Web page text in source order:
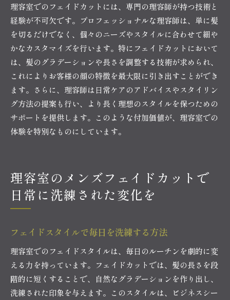
理容室でのフェイドカットには、専門の理容師が持つ技術と
経験が不可欠です。プロフェッショナルな理容師は、単に髪
を切るだけでなく、個々のニーズやスタイルに合わせて細や
かなカスタマイズを行います。特にフェイドカットにおいて
は、髪のグラデーションや長さを調整する技術が求められ、
これによりお客様の顔の特徴を最大限に引き出すことができ
ます。さらに、理容師は日常ケアのアドバイスやスタイリン
グ方法の提案も行い、より長く理想のスタイルを保つための
サポートを提供します。このような付加価値が、理容室での
体験を特別なものにしています。
理容室のメンズフェイドカットで
日常に洗練された変化を
フェイドスタイルで毎日を洗練する方法
理容室でのフェイドスタイルは、毎日のルーチンを劇的に変
える力を持っています。フェイドカットでは、髪の長さを段
階的に短くすることで、自然なグラデーションを作り出し、
洗練された印象を与えます。このスタイルは、ビジネスシー